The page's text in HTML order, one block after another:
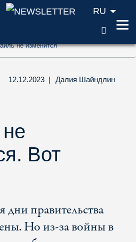
(ключ доступа
(ключ доступа '2')
(ключ доступа '3')
RU
не изменится
12.12.2023 | Далия Шайндлин
Вот
дни правительства
Но из-за войны в